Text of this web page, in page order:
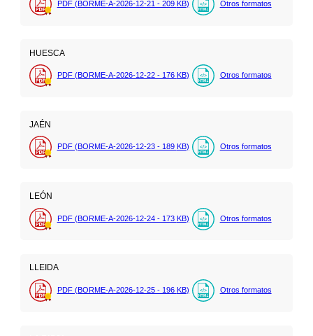
PDF (BORME-A-2026-12-21 - 209 KB) Otros formatos
HUESCA
PDF (BORME-A-2026-12-22 - 176 KB) Otros formatos
JAÉN
PDF (BORME-A-2026-12-23 - 189 KB) Otros formatos
LEÓN
PDF (BORME-A-2026-12-24 - 173 KB) Otros formatos
LLEIDA
PDF (BORME-A-2026-12-25 - 196 KB) Otros formatos